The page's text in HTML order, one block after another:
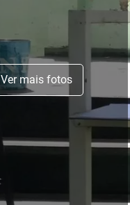
Ver mais fotos